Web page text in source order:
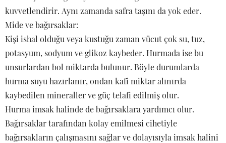
kuvvetlendirir. Aynı zamanda safra taşını da yok eder.
Mide ve bağırsaklar:
Kişi ishal olduğu veya kustuğu zaman vücut çok su, tuz,
potasyum, sodyum ve glikoz kaybeder. Hurmada ise bu
unsurlardan bol miktarda bulunur. Böyle durumlarda
hurma suyu hazırlanır, ondan kafi miktar alınırda
kaybedilen mineraller ve güç telafi edilmiş olur.
Hurma imsak halinde de bağırsaklara yardımcı olur.
Bağırsaklar tarafından kolay emilmesi cihetiyle
bağırsakların çalışmasını sağlar ve dolayısıyla imsak halini